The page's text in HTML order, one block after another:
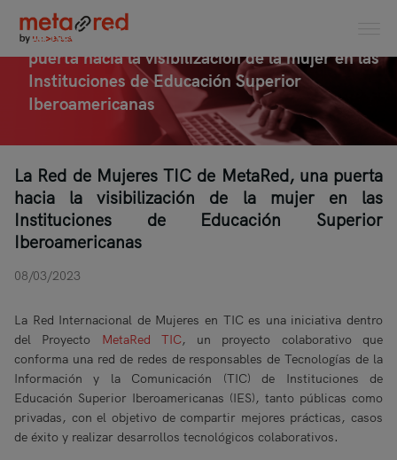
La Red de Mujeres TIC de MetaRed, una
puerta hacia la visibilización de la mujer en las
Instituciones de Educación Superior
Iberoamericanas
La Red de Mujeres TIC de MetaRed, una puerta
hacia la visibilización de la mujer en las
Instituciones de Educación Superior
Iberoamericanas
08/03/2023
La Red Internacional de Mujeres en TIC es una iniciativa dentro
del Proyecto MetaRed TIC, un proyecto colaborativo que
conforma una red de redes de responsables de Tecnologías de la
Información y la Comunicación (TIC) de Instituciones de
Educación Superior Iberoamericanas (IES), tanto públicas como
privadas, con el objetivo de compartir mejores prácticas, casos
de éxito y realizar desarrollos tecnológicos colaborativos.